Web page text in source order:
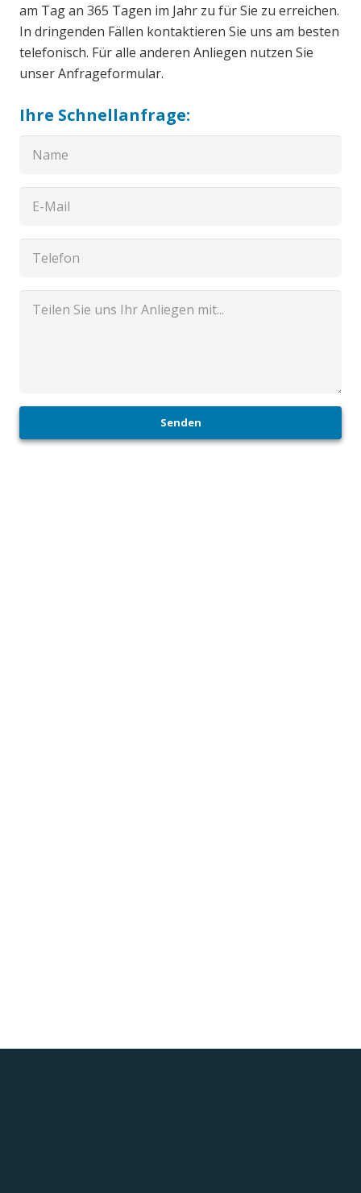
am Tag an 365 Tagen im Jahr zu für Sie zu erreichen.
In dringenden Fällen kontaktieren Sie uns am besten
telefonisch. Für alle anderen Anliegen nutzen Sie
unser Anfrageformular.
Ihre Schnellanfrage:
Senden